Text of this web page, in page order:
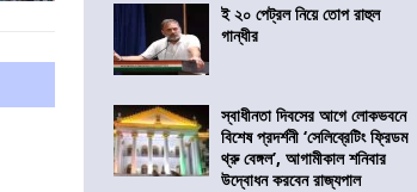
ই ২০ পেট্রল নিয়ে তোপ রাহুল
গান্ধীর
স্বাধীনতা দিবসের আগে লোকভবনে
বিশেষ প্রদর্শনী ‘সেলিব্রেটিং ফ্রিডম
থ্রু বেঙ্গল’, আগামীকাল শনিবার
উদ্বোধন করবেন রাজ্যপাল